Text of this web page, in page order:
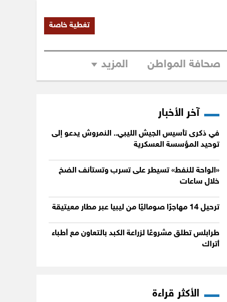
تغطية خاصة
صحافة المواطن المزيد
آخر الأخبار
في ذكرى تأسيس الجيش الليبي.. النمروش يدعو إلى
توحيد المؤسسة العسكرية
«الواحة للنفط» تسيطر على تسرب وتستأنف الضخ
خلال ساعات
ترحيل 14 مهاجرًا صوماليًا من ليبيا عبر مطار معيتيقة
طرابلس تطلق مشروعًا لزراعة الكبد بالتعاون مع أطباء
أتراك
الأكثر قراءة